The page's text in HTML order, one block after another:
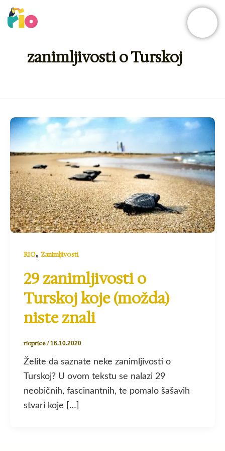
Skip
to
zanimljivosti o Turskoj
RIO, Zanimljivosti
29 zanimljivosti o
Turskoj koje (možda)
niste znali
rioprice /16.10.2020
Želite da saznate neke zanimljivosti o
Turskoj? U ovom tekstu se nalazi 29
neobičnih, fascinantnih, te pomalo šašavih
stvari koje […]